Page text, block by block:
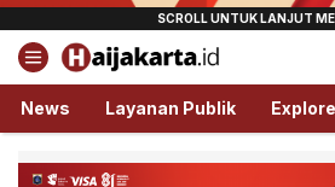
Haijakarta.id
Semua Tentang Jakarta Ada
News Layanan Publik